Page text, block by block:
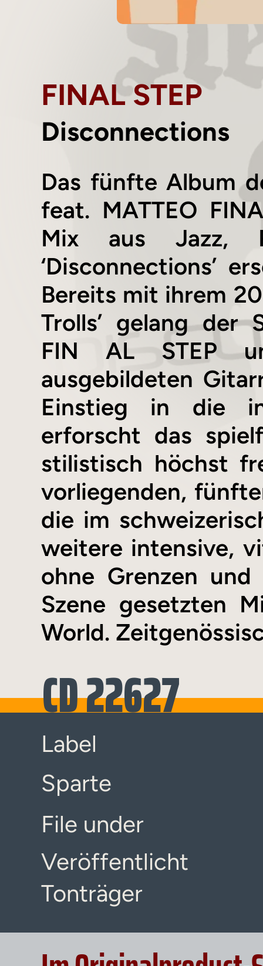
FINAL STEP
Disconnections
Das fünfte Album
feat. MATTEO
Mix aus Jazz,
‘Disconnections’
Bereits mit ihrem
Trolls’ gelang der
FIN AL STEP
ausgebildeten
Einstieg in die
erforscht das
stilistisch höchst
vorliegenden,
die im
weitere intensive,
ohne Grenzen
Szene gesetzten
World.
CD 22627
Label
Sparte
File under
Veröffentlicht
Tonträger